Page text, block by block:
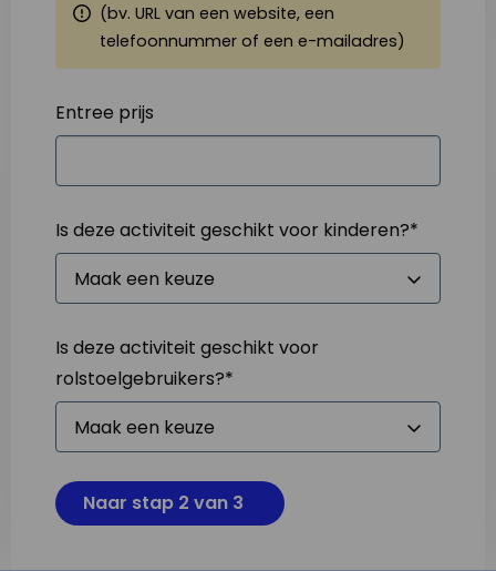
(bv. URL van een website, een
telefoonnummer of een e-mailadres)
Entree prijs
Is deze activiteit geschikt voor kinderen?*
Is deze activiteit geschikt voor
rolstoelgebruikers?*